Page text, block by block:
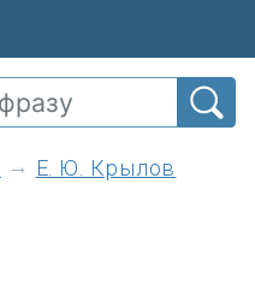
Е. Ю. Крылов